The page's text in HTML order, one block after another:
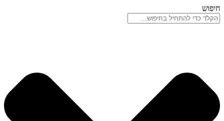
דלג
לתוכן
חיפוש